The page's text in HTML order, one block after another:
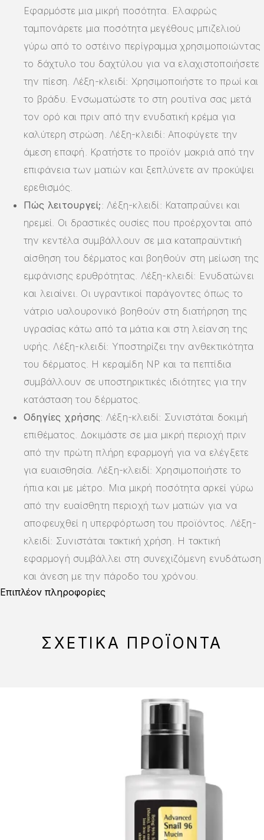
Εφαρμόστε μια μικρή ποσότητα. Ελαφρώς
ταμπονάρετε μια ποσότητα μεγέθους μπιζελιού
γύρω από το οστέινο περίγραμμα χρησιμοποιώντας
το δάχτυλο του δαχτύλου για να ελαχιστοποιήσετε
την πίεση. Λέξη-κλειδί: Χρησιμοποιήστε το πρωί και
το βράδυ. Ενσωματώστε το στη ρουτίνα σας μετά
τον ορό και πριν από την ενυδατική κρέμα για
καλύτερη στρώση. Λέξη-κλειδί: Αποφύγετε την
άμεση επαφή. Κρατήστε το προϊόν μακριά από την
επιφάνεια των ματιών και ξεπλύνετε αν προκύψει
ερεθισμός.
Πώς λειτουργεί;: Λέξη-κλειδί: Καταπραΰνει και
ηρεμεί. Οι δραστικές ουσίες που προέρχονται από
την κεντέλα συμβάλλουν σε μια καταπραϋντική
αίσθηση του δέρματος και βοηθούν στη μείωση της
εμφάνισης ερυθρότητας. Λέξη-κλειδί: Ενυδατώνει
και λειαίνει. Οι υγραντικοί παράγοντες όπως το
νάτριο υαλουρονικό βοηθούν στη διατήρηση της
υγρασίας κάτω από τα μάτια και στη λείανση της
υφής. Λέξη-κλειδί: Υποστηρίζει την ανθεκτικότητα
του δέρματος. Η κεραμίδη NP και τα πεπτίδια
συμβάλλουν σε υποστηρικτικές ιδιότητες για την
κατάσταση του δέρματος.
Οδηγίες χρήσης: Λέξη-κλειδί: Συνιστάται δοκιμή
επιθέματος. Δοκιμάστε σε μια μικρή περιοχή πριν
από την πρώτη πλήρη εφαρμογή για να ελέγξετε
για ευαισθησία. Λέξη-κλειδί: Χρησιμοποιήστε το
ήπια και με μέτρο. Μια μικρή ποσότητα αρκεί γύρω
από την ευαίσθητη περιοχή των ματιών για να
αποφευχθεί η υπερφόρτωση του προϊόντος. Λέξη-
κλειδί: Συνιστάται τακτική χρήση. Η τακτική
εφαρμογή συμβάλλει στη συνεχιζόμενη ενυδάτωση
και άνεση με την πάροδο του χρόνου.
Επιπλέον πληροφορίες
ΣΧΕΤΙΚΆ ΠΡΟΪΌΝΤΑ